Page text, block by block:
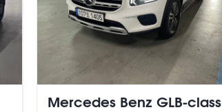
Mercedes Benz GLB-class